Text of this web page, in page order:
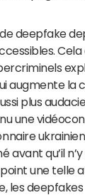
deepfake
Cela
augmente la
plus
une
ukrainien.
qu’il n’y
une telle
les deepfakes